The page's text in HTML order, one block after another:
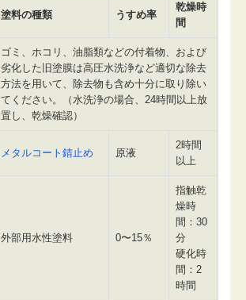
塗料の種類 うすめ率
乾燥時
間
ゴミ、ホコリ、油脂類などの付着物、および
劣化した旧塗膜は高圧水洗浄など適切な除去
方法を用いて、除去物も含め十分に取り除い
てください。（水洗浄の場合、24時間以上放
置し、乾燥確認）
メタルコート錆止め 原液
2時間
以上
外部用水性塗料 0〜15％
指触乾
燥時
間：30
分
硬化時
間：2
時間